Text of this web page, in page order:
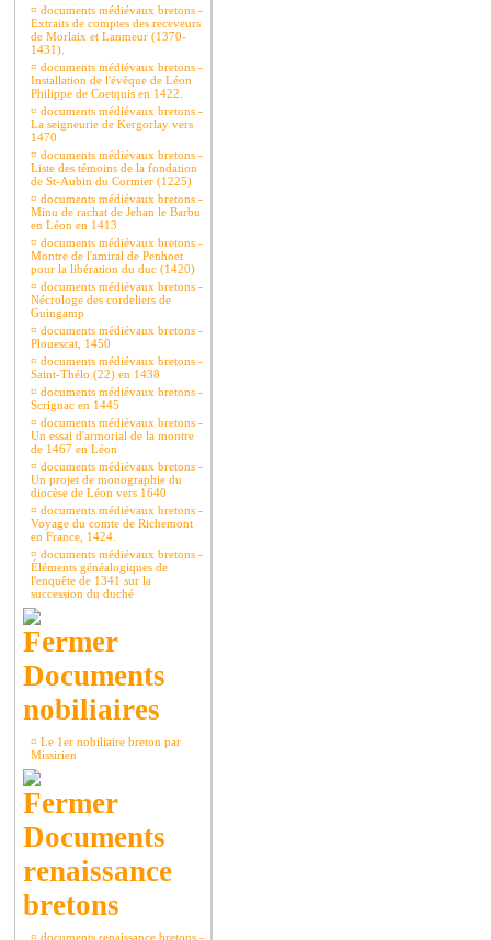
¤ documents médiévaux bretons -
Extraits de comptes des receveurs
de Morlaix et Lanmeur (1370-
1431).
¤ documents médiévaux bretons -
Installation de l'évêque de Léon
Philippe de Coetquis en 1422.
¤ documents médiévaux bretons -
La seigneurie de Kergorlay vers
1470
¤ documents médiévaux bretons -
Liste des témoins de la fondation
de St-Aubin du Cormier (1225)
¤ documents médiévaux bretons -
Minu de rachat de Jehan le Barbu
en Léon en 1413
¤ documents médiévaux bretons -
Montre de l'amiral de Penhoet
pour la libération du duc (1420)
¤ documents médiévaux bretons -
Nécrologe des cordeliers de
Guingamp
¤ documents médiévaux bretons -
Plouescat, 1450
¤ documents médiévaux bretons -
Saint-Thélo (22) en 1438
¤ documents médiévaux bretons -
Scrignac en 1445
¤ documents médiévaux bretons -
Un essai d'armorial de la montre
de 1467 en Léon
¤ documents médiévaux bretons -
Un projet de monographie du
diocèse de Léon vers 1640
¤ documents médiévaux bretons -
Voyage du comte de Richemont
en France, 1424.
¤ documents médiévaux bretons -
Éléments généalogiques de
l'enquête de 1341 sur la
succession du duché
Documents
nobiliaires
¤ Le 1er nobiliaire breton par
Missirien
Documents
renaissance
bretons
¤ documents renaissance bretons -